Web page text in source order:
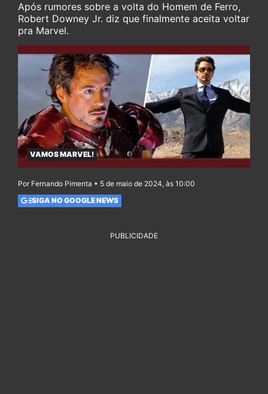
Após rumores sobre a volta do Homem de Ferro,
Robert Downey Jr. diz que finalmente aceita voltar
pra Marvel.
VAMOS MARVEL!
Por Fernando Pimenta • 5 de maio de 2024, às 10:00
SIGA NO GOOGLE NEWS
PUBLICIDADE